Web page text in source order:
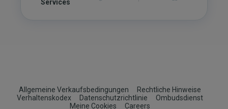
Services
Footer
Allgemeine Verkaufsbedingungen
Rechtliche Hinweise
Verhaltenskodex
Datenschutzrichtlinie
Ombudsdienst
Meine Cookies
Careers